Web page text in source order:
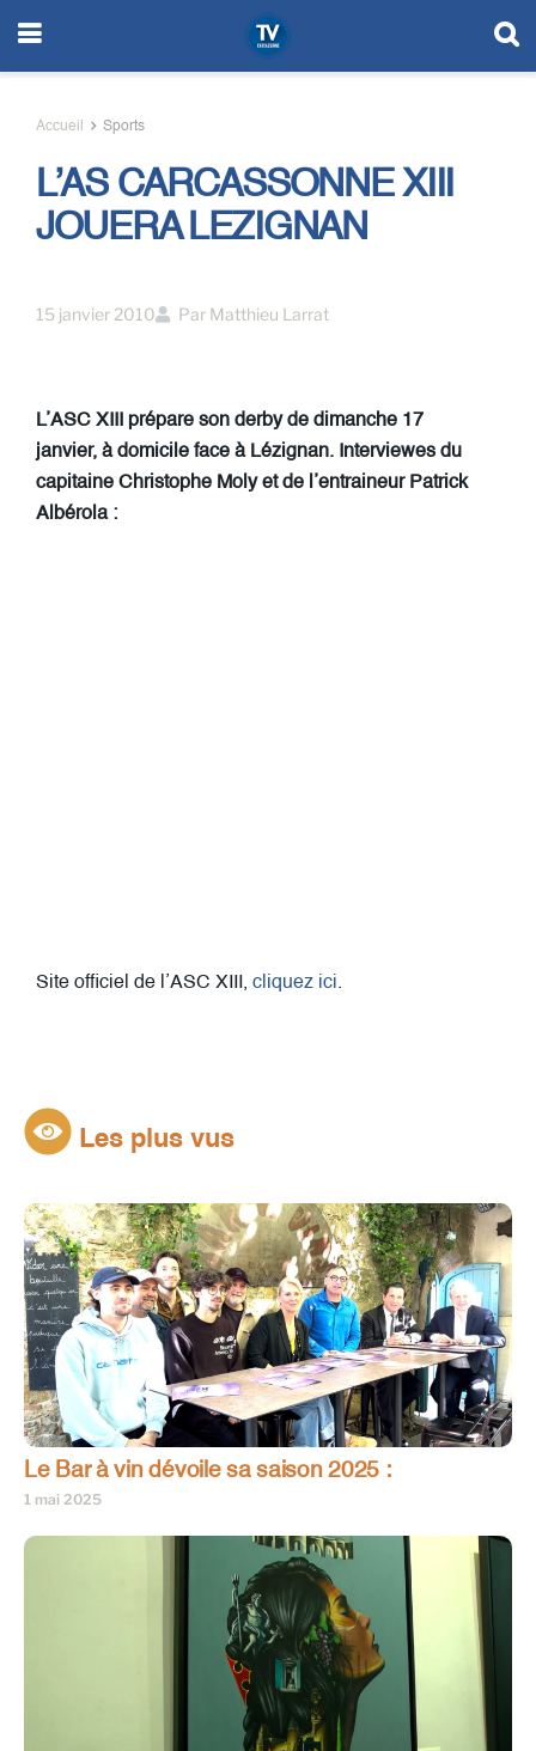
Accueil Sports
L’AS CARCASSONNE XIII
JOUERA LEZIGNAN
15 janvier 2010 Par Matthieu Larrat
L’ASC XIII prépare son derby de dimanche 17
janvier, à domicile face à Lézignan. Interviewes du
capitaine Christophe Moly et de l’entraineur Patrick
Albérola :
Site officiel de l’ASC XIII, cliquez ici.
Les plus vus
Le Bar à vin dévoile sa saison 2025 :
1 mai 2025